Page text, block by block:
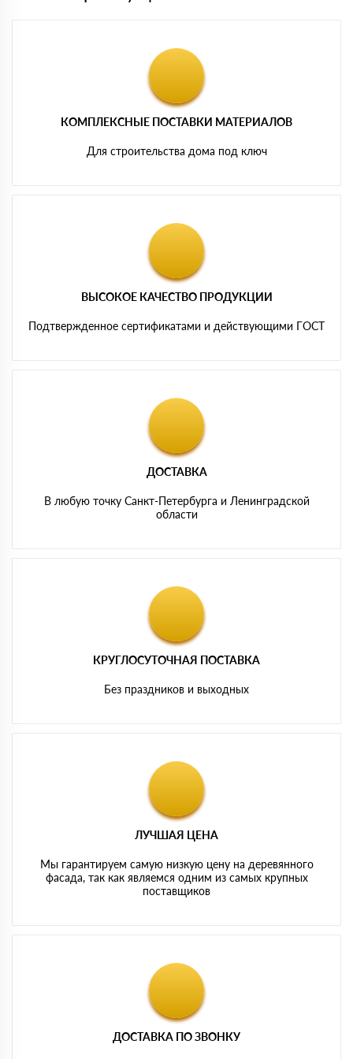
КОМПЛЕКСНЫЕ ПОСТАВКИ МАТЕРИАЛОВ
Для строительства дома под ключ
ВЫСОКОЕ КАЧЕСТВО ПРОДУКЦИИ
Подтвержденное сертификатами и действующими ГОСТ
ДОСТАВКА
В любую точку Санкт-Петербурга и Ленинградской
области
КРУГЛОСУТОЧНАЯ ПОСТАВКА
Без праздников и выходных
ЛУЧШАЯ ЦЕНА
Мы гарантируем самую низкую цену на деревянного
фасада, так как являемся одним из самых крупных
поставщиков
ДОСТАВКА ПО ЗВОНКУ